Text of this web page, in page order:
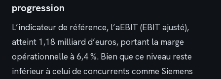
progression
L’indicateur de référence, l’aEBIT (EBIT ajusté),
atteint 1,18 milliard d’euros, portant la marge
opérationnelle à 6,4 %. Bien que ce niveau reste
inférieur à celui de concurrents comme Siemens